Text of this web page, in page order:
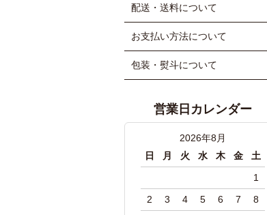
配送・送料について
お支払い方法について
包装・熨斗について
営業日カレンダー
2026年8月
日
月 火 水 木 金
土
1
2
3 4 5 6 7
8